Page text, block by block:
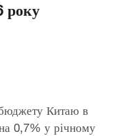
року
Китаю в
0,7% у річному